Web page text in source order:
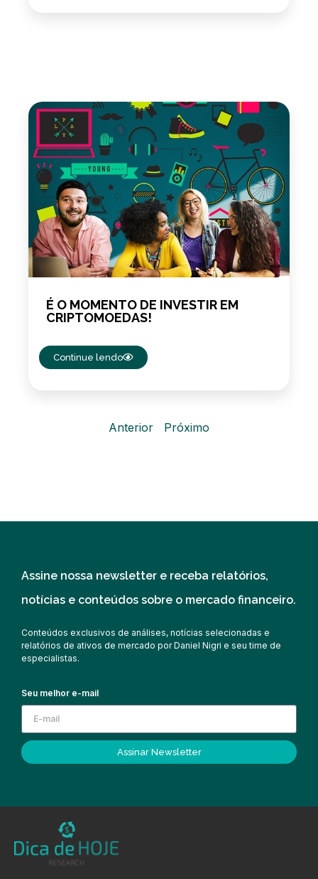
É O MOMENTO DE INVESTIR EM
CRIPTOMOEDAS!
Continue lendo
Anterior Próximo
Assine nossa newsletter e receba relatórios,
notícias e conteúdos sobre o mercado financeiro.
Conteúdos exclusivos de análises, notícias selecionadas e
relatórios de ativos de mercado por Daniel Nigri e seu time de
especialistas.
Seu melhor e-mail
Assinar Newsletter